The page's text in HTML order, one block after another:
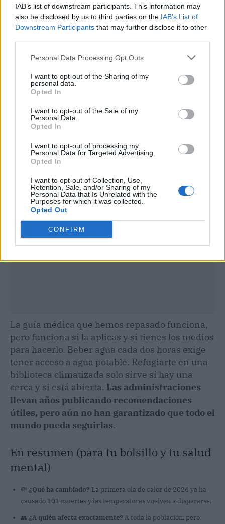
IAB’s list of downstream participants. This information may
also be disclosed by us to third parties on the IAB’s List of
Downstream Participants that may further disclose it to other
Personal Data Processing Opt Outs
I want to opt-out of the Sharing of my
personal data.
Opted In
I want to opt-out of the Sale of my
Personal Data.
Opted In
I want to opt-out of processing my
Personal Data for Targeted Advertising.
Opted In
I want to opt-out of Collection, Use,
Retention, Sale, and/or Sharing of my
Personal Data that Is Unrelated with the
Purposes for which it was collected.
Opted Out
CONFIRM
La guía médica que hemos repasado funciona,
pero funciona si la aplicas y si tienes los medios
para hacerlo. Beber agua cada dos horas exige
tener acceso a agua potable. Refugiarte en una
biblioteca climatizada solo sirve si hay una
cerca y si está abierta. Las administraciones
llevan años publicando recomendaciones
útiles, pero aún no han garantizado que todo el
mundo pueda seguirlas.
En resumen (para tu bolsillo y tu salud
mental)
💸 ¿Qué ha cambiado? La primera ola de calor de 2026 ya ha
causado 101 muertes y las temperaturas vuelven a dispararse.
👥 ¿A quién afecta exactamente? A toda la población, pero